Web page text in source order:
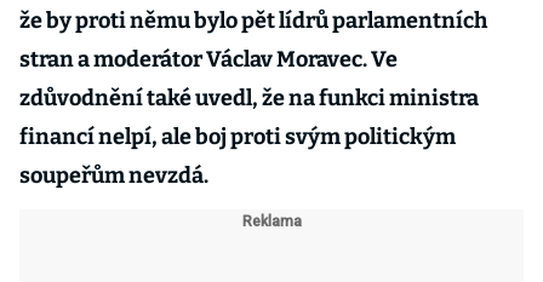
že by proti němu bylo pět lídrů parlamentních
stran a moderátor Václav Moravec. Ve
zdůvodnění také uvedl, že na funkci ministra
financí nelpí, ale boj proti svým politickým
soupeřům nevzdá.